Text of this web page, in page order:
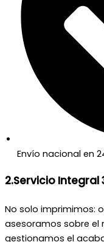
Envío nacional en
2.Servicio Integral
No solo imprimimos:
asesoramos sobre
gestionamos el